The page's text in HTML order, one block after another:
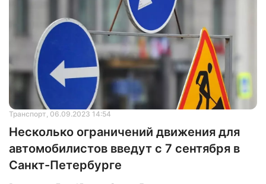
Транспорт, 06.09.2023 14:54
Несколько ограничений движения для
автомобилистов введут с 7 сентября в
Санкт-Петербурге